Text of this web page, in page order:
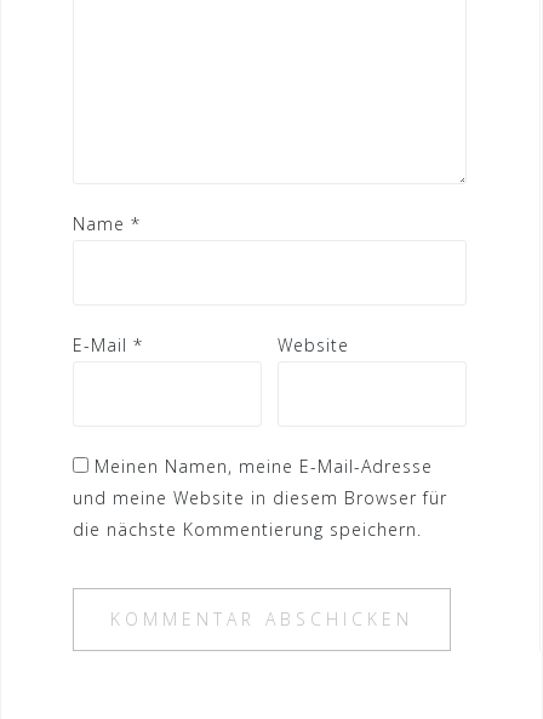
Name *
E-Mail * Website
Meinen Namen, meine E-Mail-Adresse
und meine Website in diesem Browser für
die nächste Kommentierung speichern.